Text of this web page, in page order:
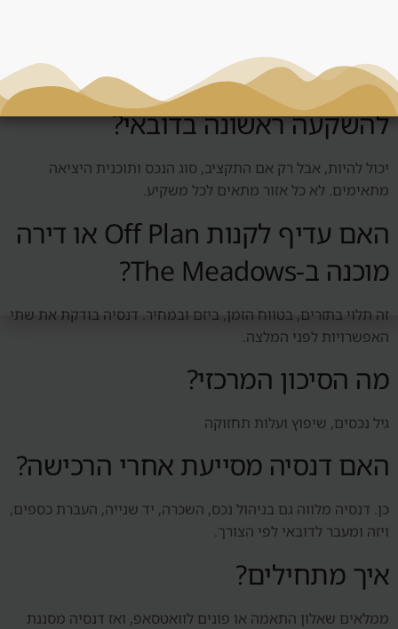
האם The Meadows מתאים
להשקעה ראשונה בדובאי?
יכול להיות, אבל רק אם התקציב, סוג הנכס ותוכנית היציאה
מתאימים. לא כל אזור מתאים לכל משקיע.
האם עדיף לקנות Off Plan או דירה
מוכנה ב-The Meadows?
זה תלוי בתזרים, בטווח הזמן, ביזם ובמחיר. דנסיה בודקת את שתי
האפשרויות לפני המלצה.
מה הסיכון המרכזי?
גיל נכסים, שיפוץ ועלות תחזוקה
האם דנסיה מסייעת אחרי הרכישה?
כן. דנסיה מלווה גם בניהול נכס, השכרה, יד שנייה, העברת כספים,
ויזה ומעבר לדובאי לפי הצורך.
איך מתחילים?
ממלאים שאלון התאמה או פונים לוואטסאפ, ואז דנסיה מסננת